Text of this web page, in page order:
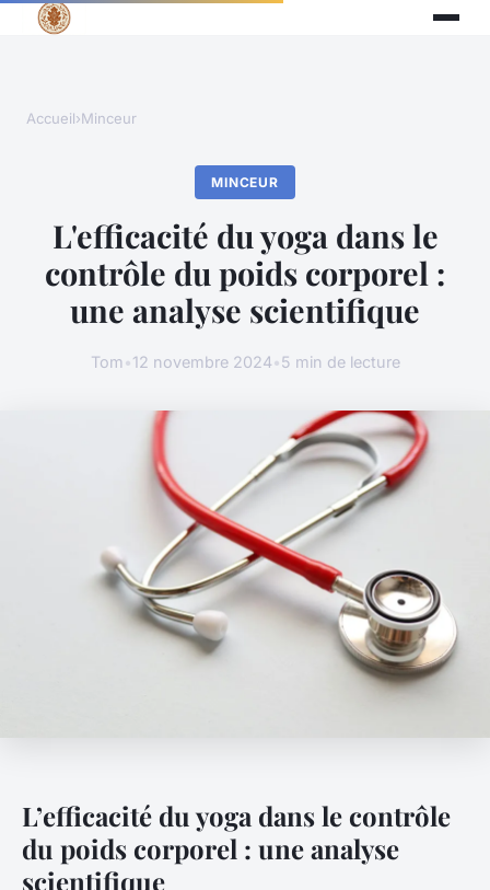
Accueil›Minceur
MINCEUR
L'efficacité du yoga dans le
contrôle du poids corporel :
une analyse scientifique
Tom•12 novembre 2024•5 min de lecture
L’efficacité du yoga dans le contrôle
du poids corporel : une analyse
scientifique